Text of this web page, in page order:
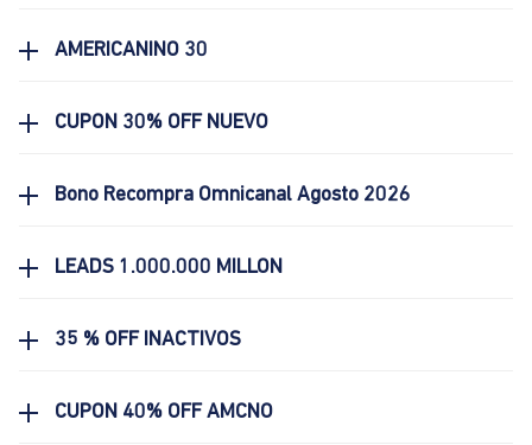
AMERICANINO 30
CUPON 30% OFF NUEVO
Bono Recompra Omnicanal Agosto 2026
LEADS 1.000.000 MILLON
35 % OFF INACTIVOS
CUPON 40% OFF AMCNO